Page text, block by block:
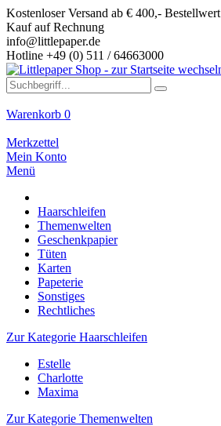
Kostenloser Versand ab € 400,- Bestellwert
Kauf auf Rechnung
info@littlepaper.de
Hotline +49 (0) 511 / 64663000
Warenkorb 0
Merkzettel
Mein Konto
Menü
Haarschleifen
Themenwelten
Geschenkpapier
Tüten
Karten
Papeterie
Sonstiges
Rechtliches
Zur Kategorie Haarschleifen
Estelle
Charlotte
Maxima
Zur Kategorie Themenwelten